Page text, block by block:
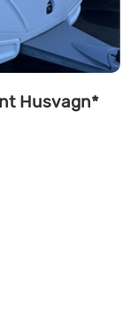
Husvagn*